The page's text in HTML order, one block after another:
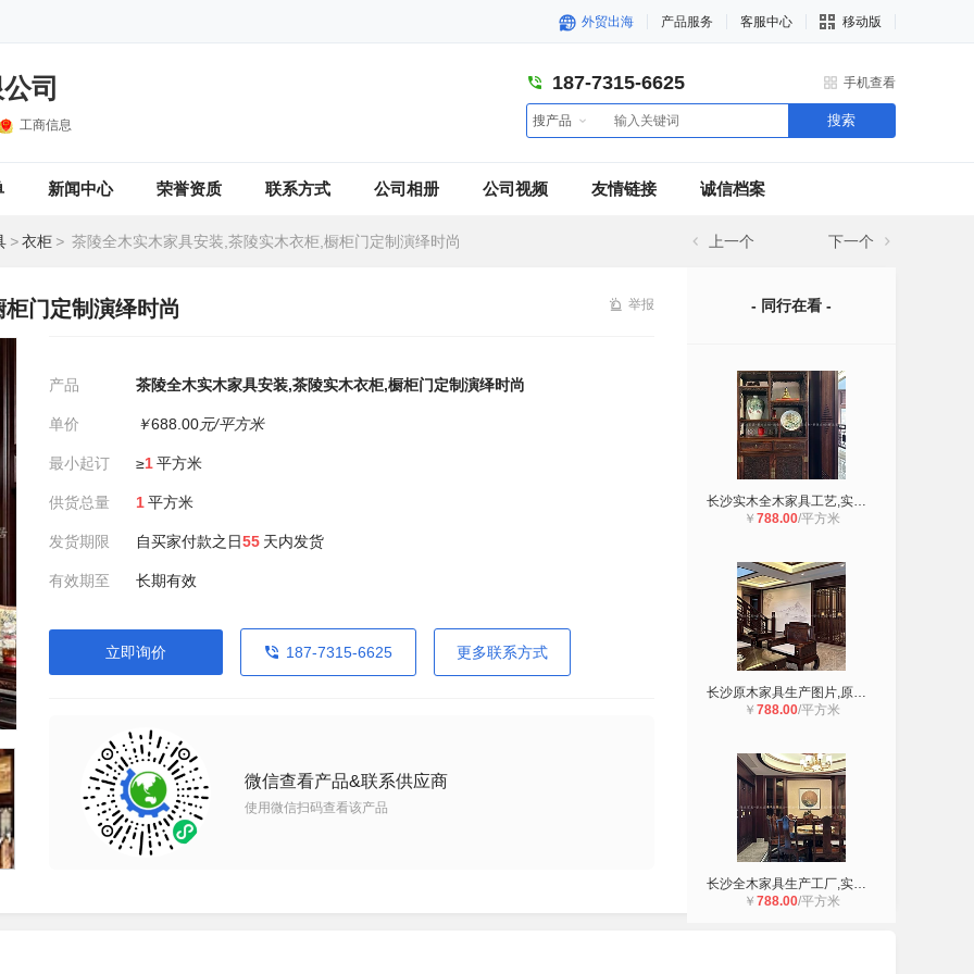
外贸出海 产品服务 客服中心 移动版
司
工商信息
187-7315-6625 手机查看
搜产品 搜索
新闻中心 荣誉资质 联系方式 公司相册 公司视频 友情链接 诚信档案
>衣柜 > 茶陵全木实木家具安装,茶陵实木衣柜,橱柜门定制演绎时尚 上一个 下一个
门定制演绎时尚 举报
产品 茶陵全木实木家具安装,茶陵实木衣柜,橱柜门定制演绎时尚
单价 ￥688.00元/平方米
最小起订 ≥1平方米
供货总量 1平方米
发货期限 自买家付款之日55 天内发货
有效期至 长期有效
立即询价 187-7315-6625 更多联系方式
微信查看产品&联系供应商
使用微信扫码查看该产品
- 同行在看 -
长沙实木全木家具工艺,实木门墙柜,衣
￥ 788.00/平方米
长沙原木家具生产图片,原木衣帽间,鞋
￥ 788.00/平方米
长沙全木家具生产工厂,实木衣柜,餐边
￥ 788.00/平方米